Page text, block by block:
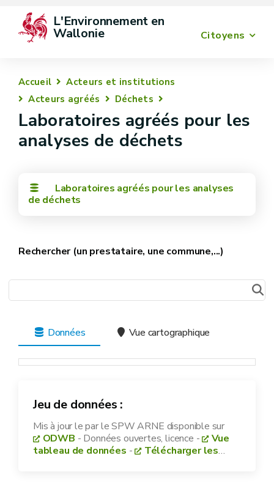
Citoyens
L'Environnement en
Wallonie
Accueil
Acteurs et institutions
Acteurs agréés
Déchets
Laboratoires agréés pour les
analyses de déchets
Laboratoires agréés pour les analyses
de déchets
Rechercher (un prestataire, une commune,...)
Données Vue cartographique
Jeu de données :
Mis à jour lepar le SPW ARNE disponible sur
ODWB - Données ouvertes, licence -
Vue
tableau de données -
Télécharger les